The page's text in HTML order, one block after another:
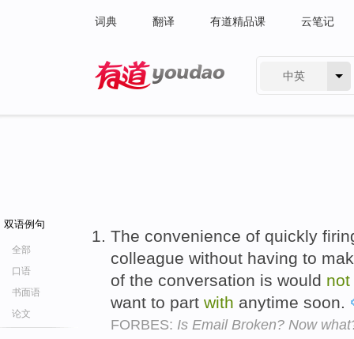
词典 翻译 有道精品课 云笔记
中英
双语例句
全部
口语
书面语
论文
The convenience of quickly
colleague without having to
of the conversation is would not
want to part with anytime soon.
FORBES: Is Email Broken? Now